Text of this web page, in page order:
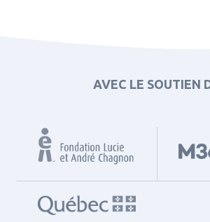
AVEC LE SOUTIEN